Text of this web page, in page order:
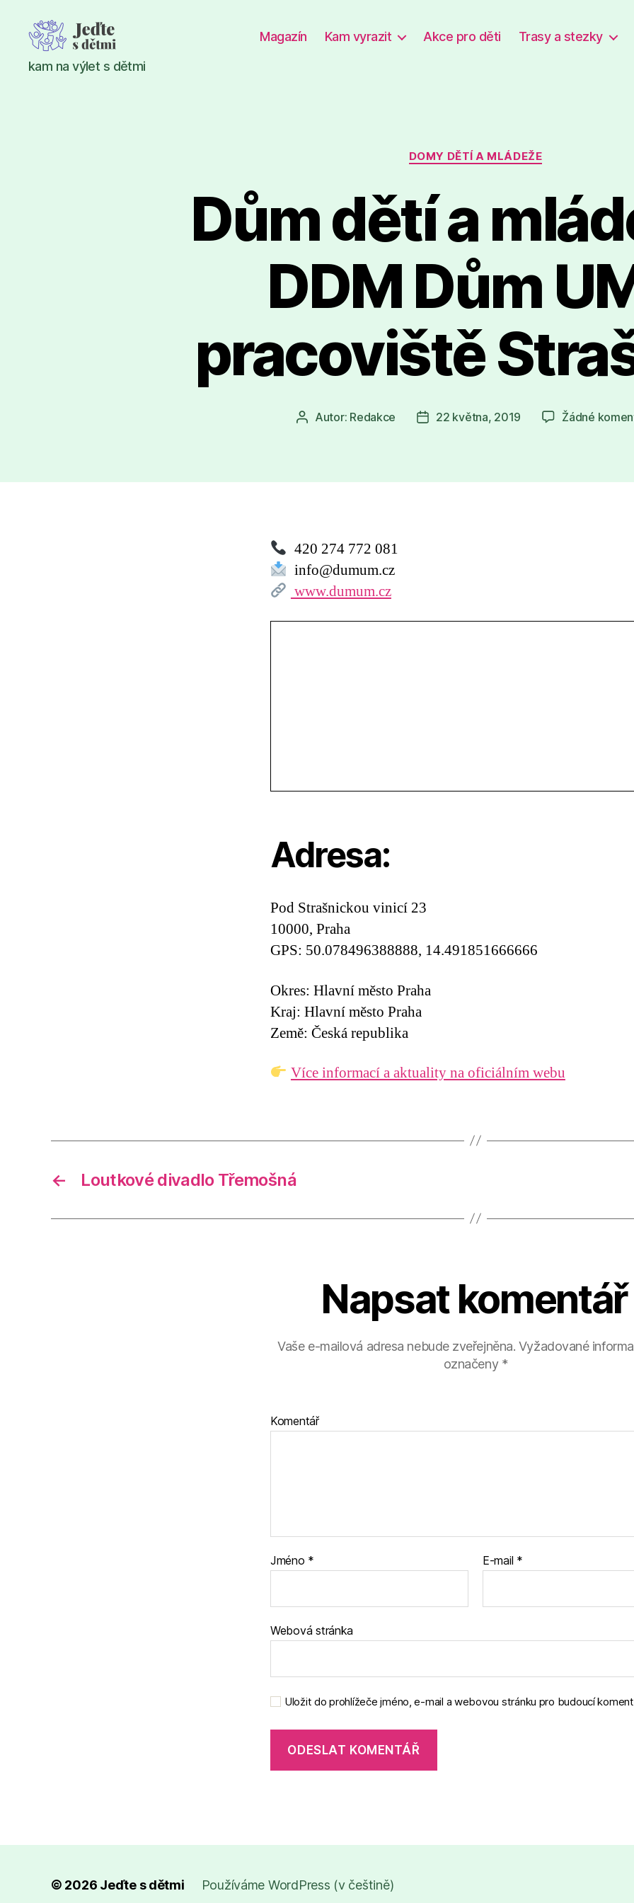
Jeďte
s
kam na výlet s dětmi
Magazín Kam vyrazit Akce pro děti Trasy a stezky
Rubriky
DOMY DĚTÍ A MLÁDEŽE
Dům dětí a
DDM Dům
pracoviště
AutorAutor: Redakce
Datum
22 května, 2019 Žádné
420 274 772 081
info@dumum.cz
www.dumum.cz
Adresa:
Pod Strašnickou vinicí 23
10000, Praha
GPS: 50.078496388888, 14.491851666666
Okres: Hlavní město Praha
Kraj: Hlavní město Praha
Země: Česká republika
Více informací a aktuality na oficiálním webu
← Loutkové divadlo Třemošná
Napsat komentář
Vaše e-mailová adresa nebude zveřejněna. Vyžadované
označeny *
Komentář
Jméno * E-mail *
Webová stránka
Uložit do prohlížeče jméno, e-mail a webovou stránku pro budoucí
© 2026 Jeďte s dětmi Používáme WordPress (v češtině)